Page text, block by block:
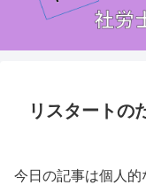
リスタートの
今日の記事は個人